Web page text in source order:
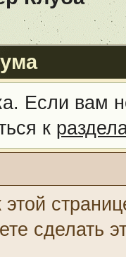
Если вам
к
этой
сделать